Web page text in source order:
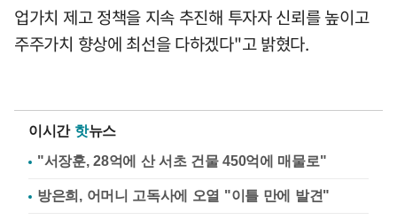
업가치 제고 정책을 지속 추진해 투자자 신뢰를 높이고
주주가치 향상에 최선을 다하겠다"고 밝혔다.
이시간 핫뉴스
"서장훈, 28억에 산 서초 건물 450억에 매물로"
방은희, 어머니 고독사에 오열 "이틀 만에 발견"